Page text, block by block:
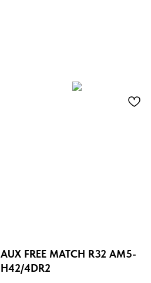
AUX FREE MATCH R32 AM5-
H42/4DR2